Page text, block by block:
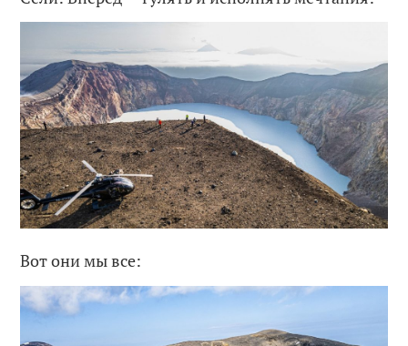
Вот они мы все: